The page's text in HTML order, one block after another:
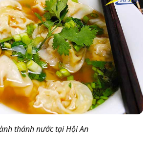
thánh nước tại Hội An